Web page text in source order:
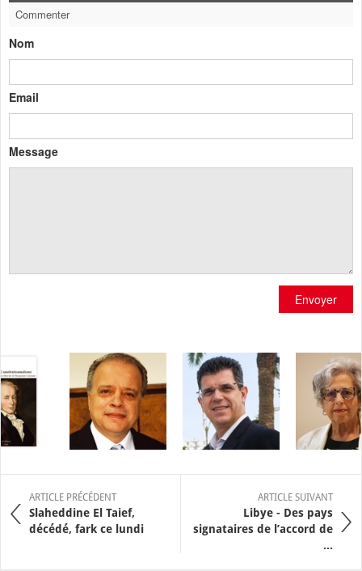
Commenter
Nom
Email
Message
Envoyer
ARTICLE PRÉCÉDENT
Slaheddine El Taief,
décédé, fark ce lundi
ARTICLE SUIVANT
Libye - Des pays
signataires de l’accord de
...